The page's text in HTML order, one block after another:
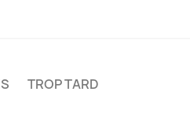
TROP TARD